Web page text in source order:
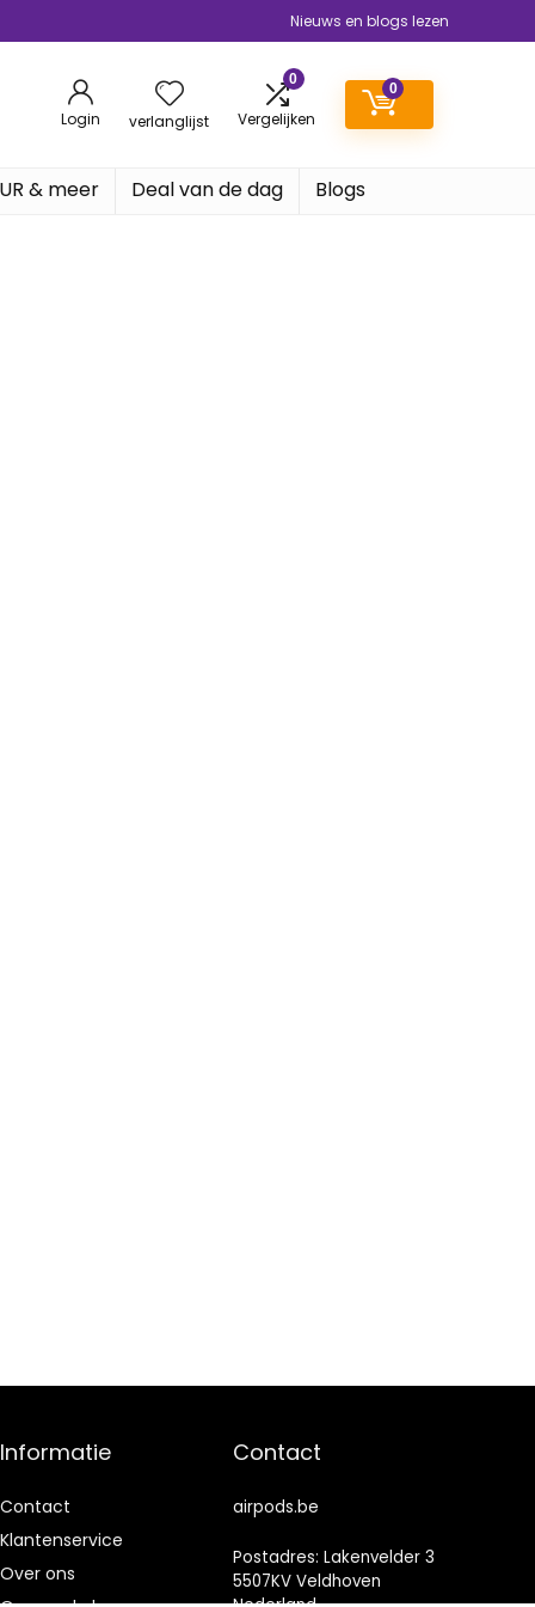
Nieuws en blogs lezen
Login verlanglijst
0
Vergelijken
0
& meer Deal van de dag Blogs
Informatie
Contact
Klantenservice
Over ons
Contact
airpods.be
Postadres: Lakenvelder 3
5507KV Veldhoven